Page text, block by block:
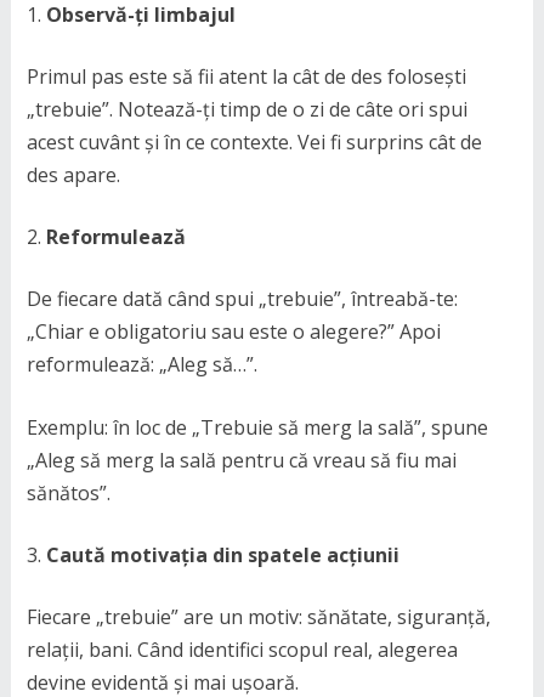
Observă-ți limbajul
Primul pas este să fii atent la cât de des folosești
„trebuie”. Notează-ți timp de o zi de câte ori spui
acest cuvânt și în ce contexte. Vei fi surprins cât de
des apare.
Reformulează
De fiecare dată când spui „trebuie”, întreabă-te:
„Chiar e obligatoriu sau este o alegere?” Apoi
reformulează: „Aleg să…”.
Exemplu: în loc de „Trebuie să merg la sală”, spune
„Aleg să merg la sală pentru că vreau să fiu mai
sănătos”.
Caută motivația din spatele acțiunii
Fiecare „trebuie” are un motiv: sănătate, siguranță,
relații, bani. Când identifici scopul real, alegerea
devine evidentă și mai ușoară.